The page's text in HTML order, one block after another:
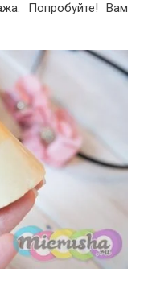
Попробуйте! Вам